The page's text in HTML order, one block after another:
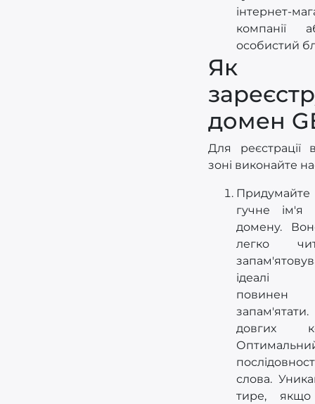
інтернет-
компанії
особистий
Як
домен
Для реєстрації
зоні виконайте
гучне ім'я
домену.
легко
ідеалі
довгих
слова.
тире,